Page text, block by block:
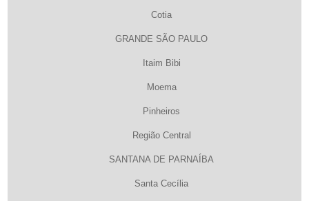
Cotia
GRANDE SÃO PAULO
Itaim Bibi
Moema
Pinheiros
Região Central
SANTANA DE PARNAÍBA
Santa Cecília